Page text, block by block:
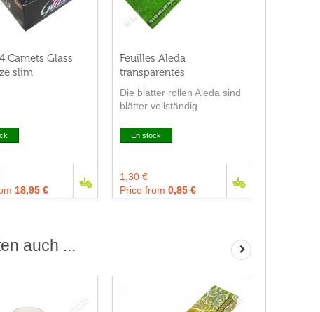
Carnets Glass
slim
18,95 €
Feuilles Aleda
transparentes
Die blätter rollen Aleda sind
blätter vollständig
100% natürlich.
En stock
1,30 €
Price from 0,85 €
auch ...